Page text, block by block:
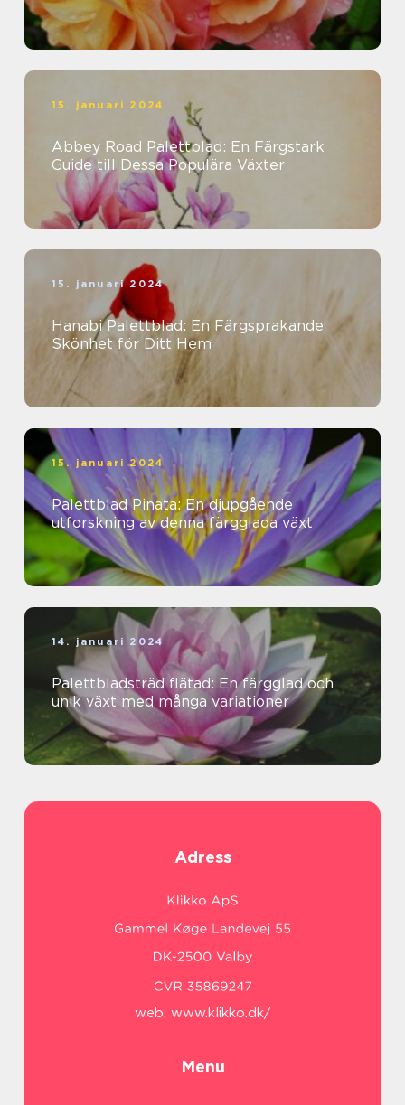
15. januari 2024
Abbey Road Palettblad: En Färgstark
Guide till Dessa Populära Växter
15. januari 2024
Hanabi Palettblad: En Färgsprakande
Skönhet för Ditt Hem
15. januari 2024
Palettblad Pinata: En djupgående
utforskning av denna färgglada växt
14. januari 2024
Palettbladsträd flätad: En färgglad och
unik växt med många variationer
Adress
web: www.klikko.dk/
Menu